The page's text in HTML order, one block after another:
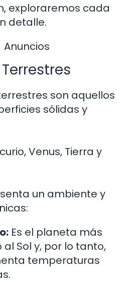
exploraremos cada
detalle.
Anuncios
son aquellos
sólidas y
Venus, Tierra y
un ambiente y
Es el planeta más
Sol y, por lo tanto,
temperaturas